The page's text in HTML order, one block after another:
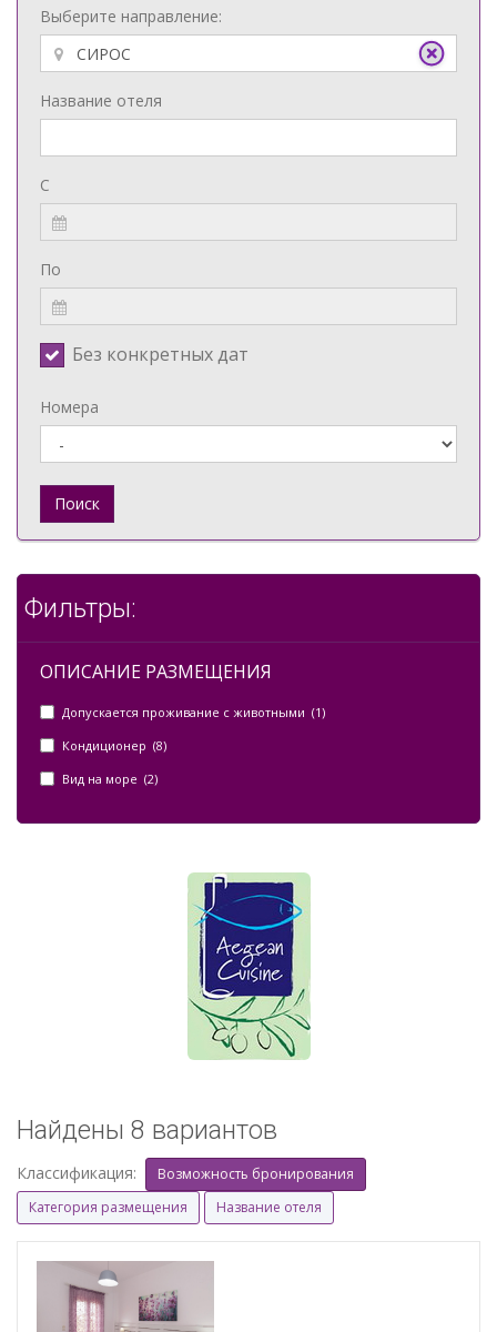
Выберите направление:
Название отеля
С
По
Без конкретных дат
Номера
Поиск
Фильтры:
ОПИСАНИЕ РАЗМЕЩЕНИЯ
Допускается проживание с животными (1)
Кондиционер (8)
Вид на море (2)
Найдены 8 вариантов
Классификация:
Возможность бронирования
Категория размещения
Название отеля